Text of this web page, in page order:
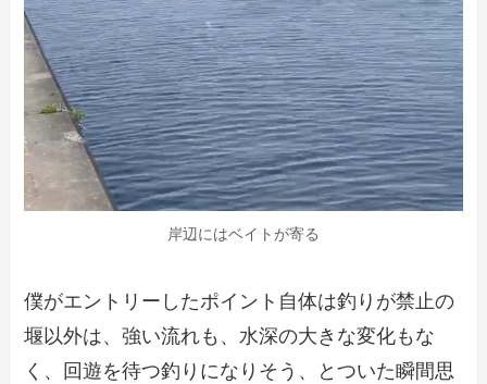
岸辺にはベイトが寄る
僕がエントリーしたポイント自体は釣りが禁止の
堰以外は、強い流れも、水深の大きな変化もな
く、回遊を待つ釣りになりそう、とついた瞬間思